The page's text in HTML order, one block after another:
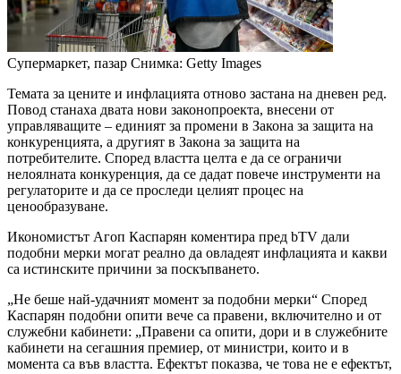
Супермаркет, пазар Снимка: Getty Images
Темата за цените и инфлацията отново застана на дневен ред.
Повод станаха двата нови законопроекта, внесени от
управляващите – единият за промени в Закона за защита на
конкуренцията, а другият в Закона за защита на
потребителите. Според властта целта е да се ограничи
нелоялната конкуренция, да се дадат повече инструменти на
регулаторите и да се проследи целият процес на
ценообразуване.
Икономистът Агоп Каспарян коментира пред bTV дали
подобни мерки могат реално да овладеят инфлацията и какви
са истинските причини за поскъпването.
„Не беше най-удачният момент за подобни мерки“ Според
Каспарян подобни опити вече са правени, включително и от
служебни кабинети: „Правени са опити, дори и в служебните
кабинети на сегашния премиер, от министри, които и в
момента са във властта. Ефектът показва, че това не е ефектът,